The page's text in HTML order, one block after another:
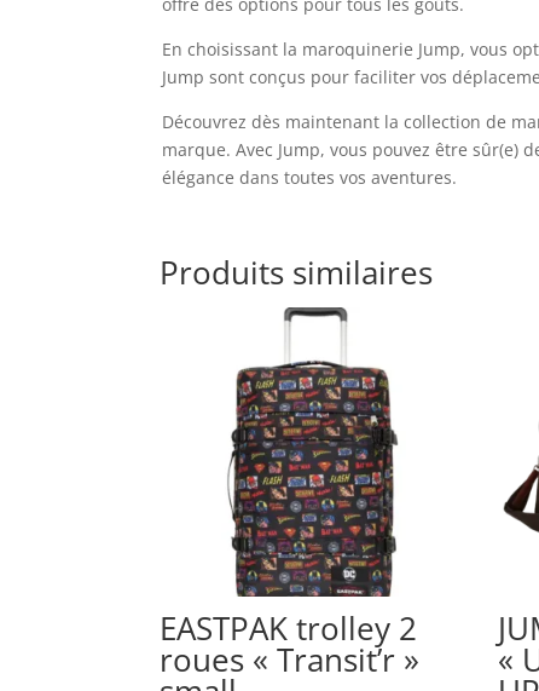
En choisissant la maroquinerie Jump, vous
Jump sont conçus pour faciliter vos
Découvrez dès maintenant la collection de
marque. Avec Jump, vous pouvez être sûr(e)
élégance dans toutes vos aventures.
Produits similaires
EASTPAK trolley 2
roues « Transit’r » «